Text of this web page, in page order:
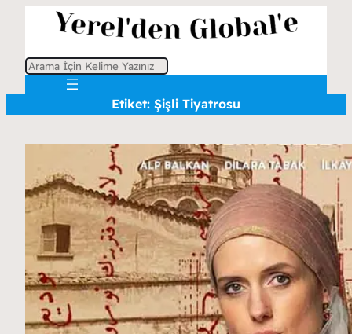
A
Etiket: Şişli Tiyatrosu